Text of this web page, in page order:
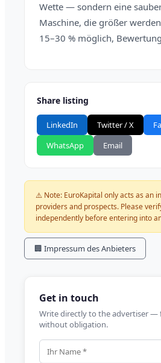
Wette — sondern eine
Maschine, die größer
15–30 % möglich,
Share listing
LinkedIn Twitter / X
WhatsApp
Email
⚠️ Note: EuroKapital only acts as an
providers and prospects. Please
independently before entering into
🏢 Impressum des Anbieters
Get in touch
Write directly to the advertiser —
without obligation.